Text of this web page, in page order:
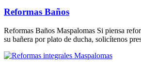
Reformas Baños
Reformas Baños Maspalomas Si piensa
su bañera por plato de ducha, solicítenos